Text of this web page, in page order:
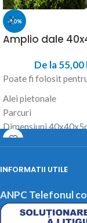
-10%
Amplio dale
De la 55,00
Poate fi folosit
Alei pietonale
Parcuri
Dimensiuni
40x40x6cm
INFORMATII UTILE
ANPC Telefonul